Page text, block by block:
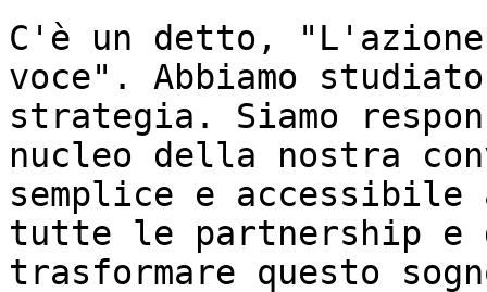
C'è un detto,
voce". Abbiamo
strategia. Siamo
nucleo della nostra
semplice e
tutte le partnership e
trasformare questo